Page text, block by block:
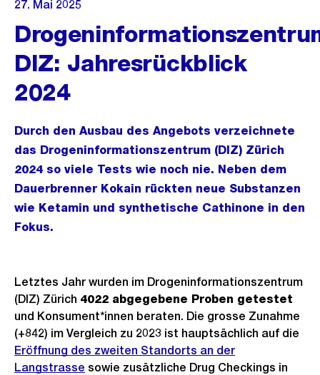
27. Mai 2025
DIZ: Jahresrückblick
2024
Durch den Ausbau des Angebots verzeichnete
das Drogeninformationszentrum (DIZ) Zürich
2024 so viele Tests wie noch nie. Neben dem
Dauerbrenner Kokain rückten neue Substanzen
wie Ketamin und synthetische Cathinone in den
Fokus.
Letztes Jahr wurden im Drogeninformationszentrum
(DIZ) Zürich 4022 abgegebene Proben getestet
und Konsument*innen beraten. Die grosse Zunahme
(+842) im Vergleich zu 2023 ist hauptsächlich auf die
Eröffnung des zweiten Standorts an der
Langstrasse sowie zusätzliche Drug Checkings in